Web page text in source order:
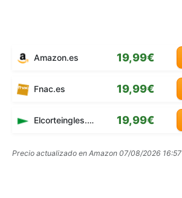
Amazon.es 19,99€
Fnac.es 19,99€
Elcorteingles.es 19,99€
Precio actualizado en Amazon 07/08/2026 16:57